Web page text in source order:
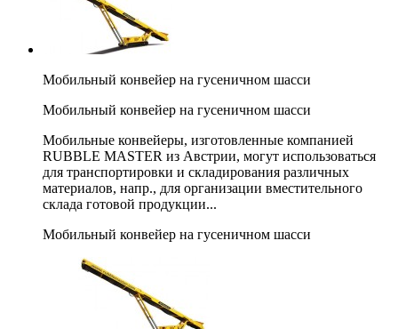
Мобильный конвейер на гусеничном шасси
Мобильный конвейер на гусеничном шасси
Мобильные конвейеры, изготовленные компанией
RUBBLE MASTER из Австрии, могут использоваться
для транспортировки и складирования различных
материалов, напр., для организации вместительного
склада готовой продукции...
Мобильный конвейер на гусеничном шасси